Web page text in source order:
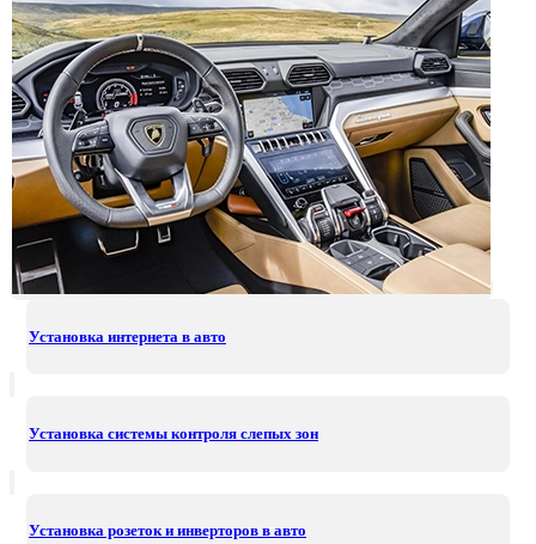
Установка интернета в авто
Установка системы контроля слепых зон
Установка розеток и инверторов в авто